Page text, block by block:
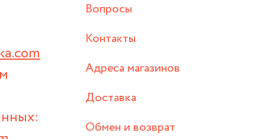
Вопросы
Контакты
Адреса магазинов
Доставка
Обмен и возврат